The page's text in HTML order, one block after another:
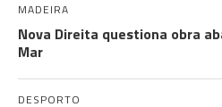
MADEIRA
Nova Direita questiona obra
Mar
DESPORTO